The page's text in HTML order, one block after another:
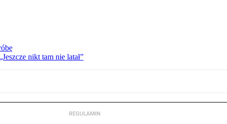
nikt tam nie latał”
REGULAMIN